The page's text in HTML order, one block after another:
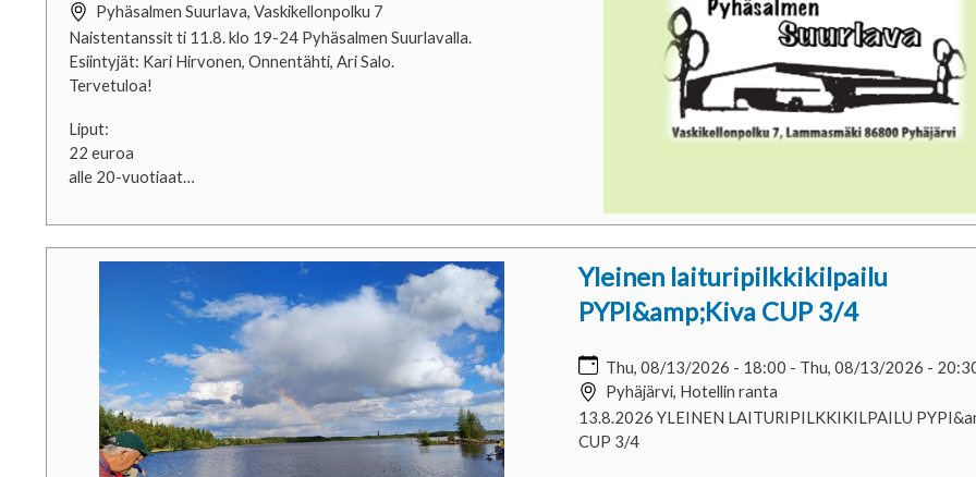
Pyhäsalmen Suurlava, Vaskikellonpolku 7
Naistentanssit ti 11.8. klo 19-24 Pyhäsalmen Suurlavalla.
Esiintyjät: Kari Hirvonen, Onnentähti, Ari Salo.
Tervetuloa!
Liput:
22 euroa
alle 20-vuotiaat…
Yleinen laituripilkkikilpailu
PYPI&amp;Kiva CUP 3/4
Thu, 08/13/2026 - 18:00 - Thu, 08/13/2026 -
Pyhäjärvi, Hotellin ranta
13.8.2026 YLEINEN LAITURIPILKKIKILPAILU
CUP 3/4